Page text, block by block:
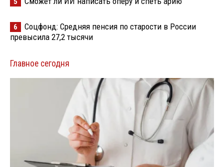
6
Соцфонд: Средняя пенсия по старости в России
превысила 27,2 тысячи
Главное сегодня